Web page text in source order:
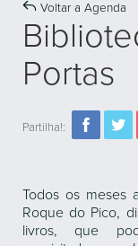
Voltar a Agenda
Portas
Partilha!:
Todos os meses
Roque do Pico,
livros, que